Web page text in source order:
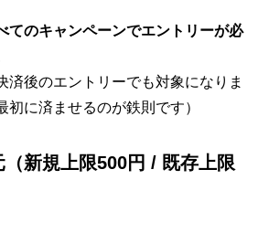
てのキャンペーンでエントリーが必
済後のエントリーでも対象になりま
に済ませるのが鉄則です）
新規上限500円 / 既存上限